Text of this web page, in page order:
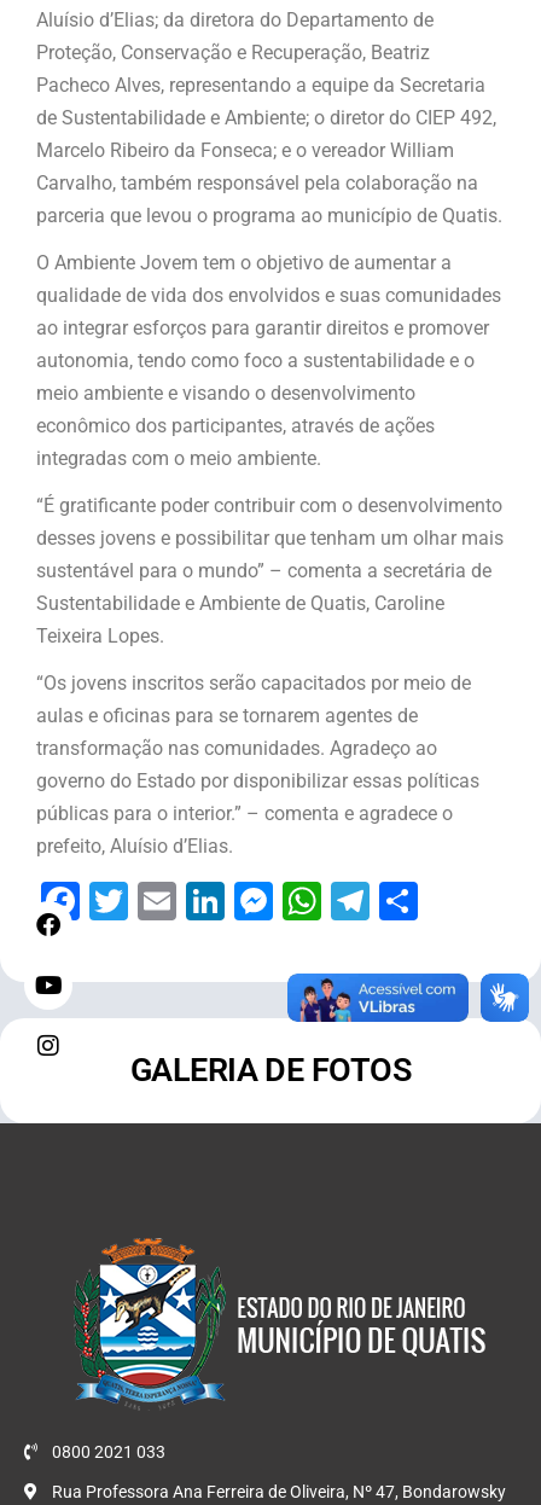
Aluísio d’Elias; da diretora do Departamento de
Proteção, Conservação e Recuperação, Beatriz
Pacheco Alves, representando a equipe da Secretaria
de Sustentabilidade e Ambiente; o diretor do CIEP 492,
Marcelo Ribeiro da Fonseca; e o vereador William
Carvalho, também responsável pela colaboração na
parceria que levou o programa ao município de Quatis.
O Ambiente Jovem tem o objetivo de aumentar a
qualidade de vida dos envolvidos e suas comunidades
ao integrar esforços para garantir direitos e promover
autonomia, tendo como foco a sustentabilidade e o
meio ambiente e visando o desenvolvimento
econômico dos participantes, através de ações
integradas com o meio ambiente.
“É gratificante poder contribuir com o desenvolvimento
desses jovens e possibilitar que tenham um olhar mais
sustentável para o mundo” – comenta a secretária de
Sustentabilidade e Ambiente de Quatis, Caroline
Teixeira Lopes.
“Os jovens inscritos serão capacitados por meio de
aulas e oficinas para se tornarem agentes de
transformação nas comunidades. Agradeço ao
governo do Estado por disponibilizar essas políticas
públicas para o interior.” – comenta e agradece o
prefeito, Aluísio d’Elias.
Facebook
Twitter
EmailLinkedIn
Messenger
WhatsApp
Telegram
GALERIA DE FOTOS
0800 2021 033
Rua Professora Ana Ferreira de Oliveira, Nº 47, Bondarowsky